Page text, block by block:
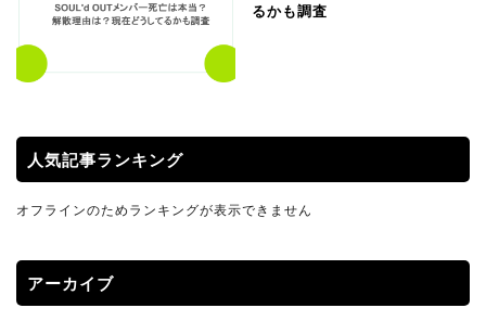
るかも調査
人気記事ランキング
オフラインのためランキングが表示できません
アーカイブ